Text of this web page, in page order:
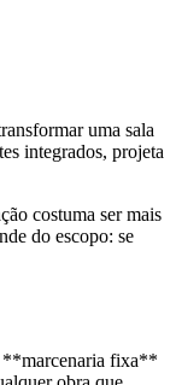
uma sala
integrados, projeta
costuma ser mais
do escopo: se
**marcenaria fixa**